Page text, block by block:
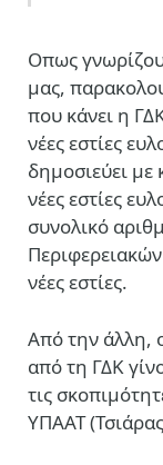
Οπως
μας,
που κάνει η
νέες εστίες
δημοσιεύει με
νέες εστίες
συνολικό
νέες εστίες.
Από την άλλη,
από τη ΓΔΚ
τις
ΥΠΑΑΤ